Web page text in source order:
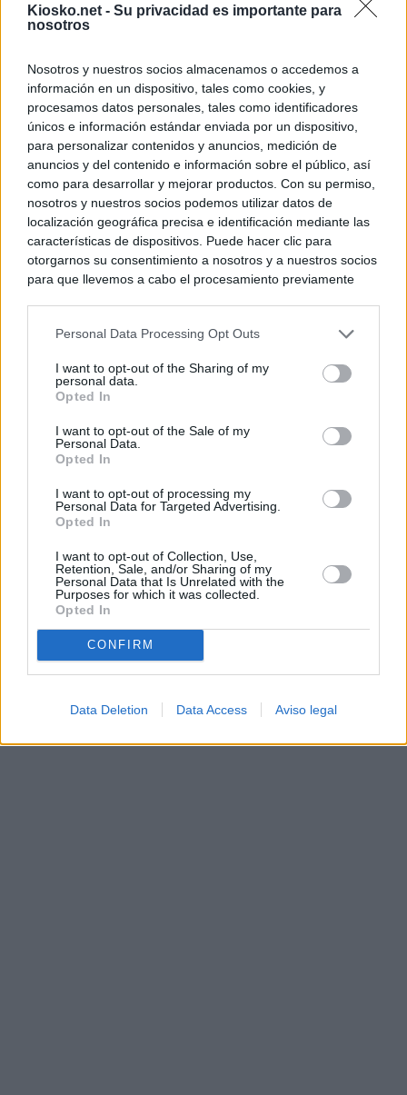
Kiosko.net - Su privacidad es importante para
nosotros
Nosotros y nuestros socios almacenamos o accedemos a
información en un dispositivo, tales como cookies, y
procesamos datos personales, tales como identificadores
únicos e información estándar enviada por un dispositivo,
para personalizar contenidos y anuncios, medición de
anuncios y del contenido e información sobre el público, así
como para desarrollar y mejorar productos. Con su permiso,
nosotros y nuestros socios podemos utilizar datos de
localización geográfica precisa e identificación mediante las
características de dispositivos. Puede hacer clic para
otorgarnos su consentimiento a nosotros y a nuestros socios
para que llevemos a cabo el procesamiento previamente
negar su consentimiento. Tenga en cuenta que algún
de su consentimiento, pero usted tiene el derecho de
rechazar tal procesamiento. Sus preferencias se aplicarán
cualquier momento entrando de nuevo en este sitio web o
visitando nuestra política de privacidad.
Personal Data Processing Opt Outs
I want to opt-out of the Sharing of my
personal data.
Opted In
I want to opt-out of the Sale of my
Personal Data.
Opted In
I want to opt-out of processing my
Personal Data for Targeted Advertising.
Opted In
I want to opt-out of Collection, Use,
Retention, Sale, and/or Sharing of my
Personal Data that Is Unrelated with the
Purposes for which it was collected.
Opted In
CONFIRM
Data Deletion Data Access Aviso legal